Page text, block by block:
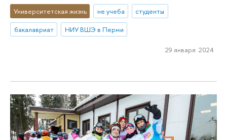
Университетская жизнь не учеба
студенты
бакалавриат
НИУ ВШЭ в Перми
29 января 2024